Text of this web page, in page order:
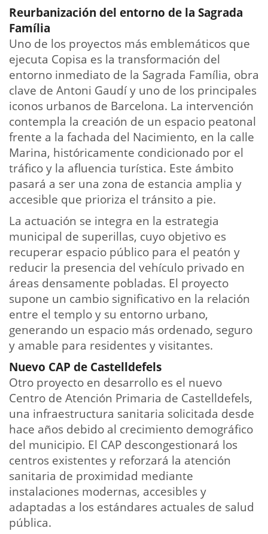
Reurbanización del entorno de la Sagrada
Família
Uno de los proyectos más emblemáticos que
ejecuta Copisa es la transformación del
entorno inmediato de la Sagrada Família, obra
clave de Antoni Gaudí y uno de los principales
iconos urbanos de Barcelona. La intervención
contempla la creación de un espacio peatonal
frente a la fachada del Nacimiento, en la calle
Marina, históricamente condicionado por el
tráfico y la afluencia turística. Este ámbito
pasará a ser una zona de estancia amplia y
accesible que prioriza el tránsito a pie.
La actuación se integra en la estrategia
municipal de superillas, cuyo objetivo es
recuperar espacio público para el peatón y
reducir la presencia del vehículo privado en
áreas densamente pobladas. El proyecto
supone un cambio significativo en la relación
entre el templo y su entorno urbano,
generando un espacio más ordenado, seguro
y amable para residentes y visitantes.
Nuevo CAP de Castelldefels
Otro proyecto en desarrollo es el nuevo
Centro de Atención Primaria de Castelldefels,
una infraestructura sanitaria solicitada desde
hace años debido al crecimiento demográfico
del municipio. El CAP descongestionará los
centros existentes y reforzará la atención
sanitaria de proximidad mediante
instalaciones modernas, accesibles y
adaptadas a los estándares actuales de salud
pública.